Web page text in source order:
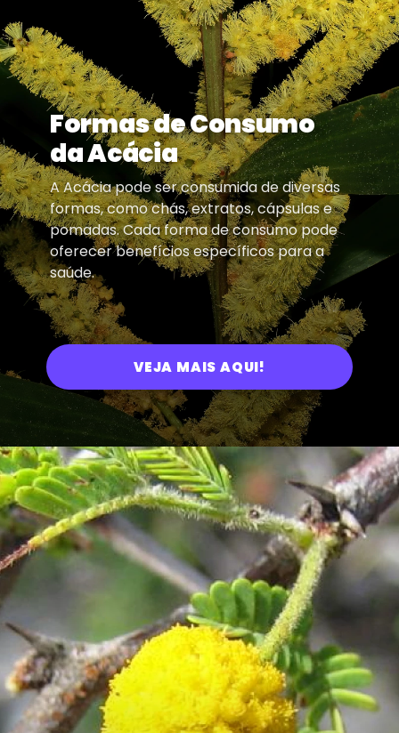
Formas de Consumo
da Acácia
A Acácia pode ser consumida de diversas
formas, como chás, extratos, cápsulas e
pomadas. Cada forma de consumo pode
oferecer benefícios específicos para a
saúde.
VEJA MAIS AQUI!